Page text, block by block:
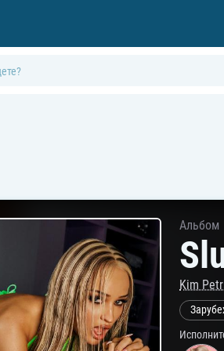
Альбом
Kim